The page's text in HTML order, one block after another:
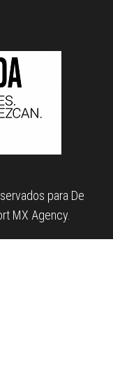
para De
MX Agency.